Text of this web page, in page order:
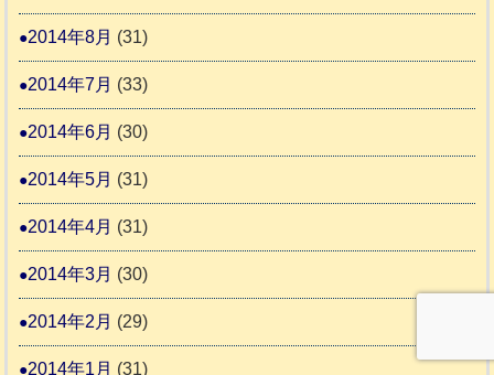
2014年8月 (31)
2014年7月 (33)
2014年6月 (30)
2014年5月 (31)
2014年4月 (31)
2014年3月 (30)
2014年2月 (29)
2014年1月 (31)